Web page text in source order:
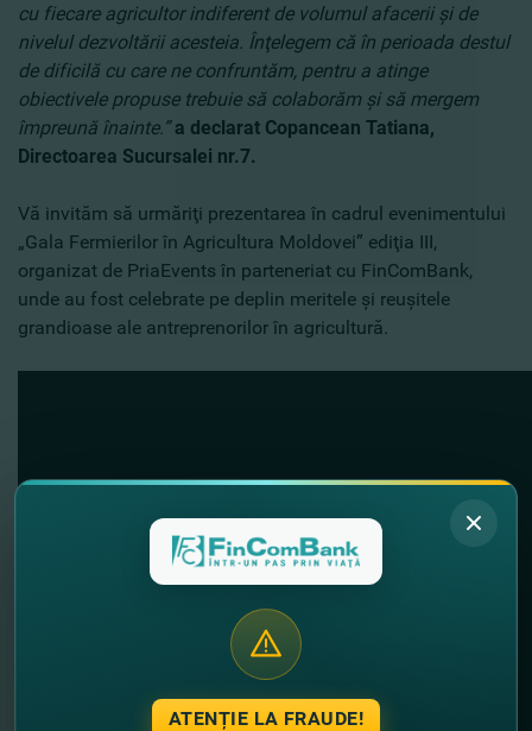
cu fiecare agricultor indiferent de volumul afacerii şi de
nivelul dezvoltării acesteia. Înţelegem că în perioada destul
de dificilă cu care ne confruntăm, pentru a atinge
obiectivele propuse trebuie să colaborăm şi să mergem
împreună înainte.” a declarat Copancean Tatiana,
Directoarea Sucursalei nr.7.
Vă invităm să urmăriţi prezentarea în cadrul evenimentului
„Gala Fermierilor în Agricultura Moldovei” ediţia III,
organizat de PriaEvents în parteneriat cu FinComBank,
unde au fost celebrate pe deplin meritele şi reuşitele
grandioase ale antreprenorilor în agricultură.
ATENȚIE LA FRAUDE!